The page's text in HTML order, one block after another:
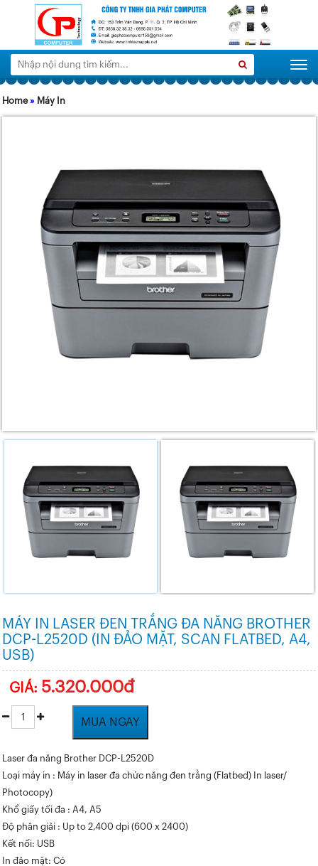
Tìm
kiếm:
Home» Máy In
MÁY IN LASER ĐEN TRẮNG ĐA NĂNG BROTHER
DCP-L2520D (IN ĐẢO MẶT, SCAN FLATBED, A4,
USB)
GIÁ: 5.320.000đ
MUA NGAY
Laser đa năng Brother DCP-L2520D
Loại máy in : Máy in laser đa chức năng đen trằng (Flatbed) In laser/
Photocopy)
Khổ giấy tối đa : A4, A5
Độ phân giải : Up to 2,400 dpi (600 x 2400)
Kết nối: USB
In đảo mặt: Có